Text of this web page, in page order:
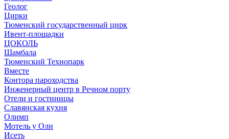
Геолог
Цирки
Тюменский государственный цирк
Ивент-площадки
ЦОКОЛЬ
Шамбала
Тюменский Технопарк
Вместе
Контора пароходства
Инженерный центр в Речном порту
Отели и гостиницы
Славянская кухня
Олимп
Мотель у Оли
Исеть